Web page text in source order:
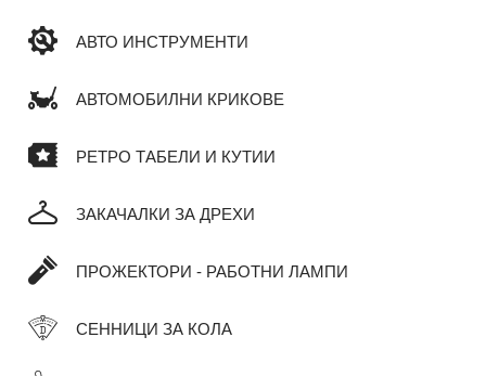
АВТО ИНСТРУМЕНТИ
АВТОМОБИЛНИ КРИКОВЕ
РЕТРО ТАБЕЛИ И КУТИИ
ЗАКАЧАЛКИ ЗА ДРЕХИ
ПРОЖЕКТОРИ - РАБОТНИ ЛАМПИ
СЕННИЦИ ЗА КОЛА